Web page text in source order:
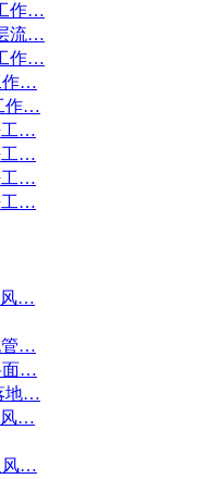
作…
流…
作…
作…
作…
工…
工…
工…
工…
风…
管…
面…
地…
风…
风…